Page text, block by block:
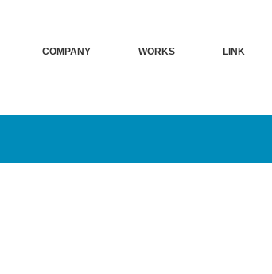
COMPANY WORKS LINK